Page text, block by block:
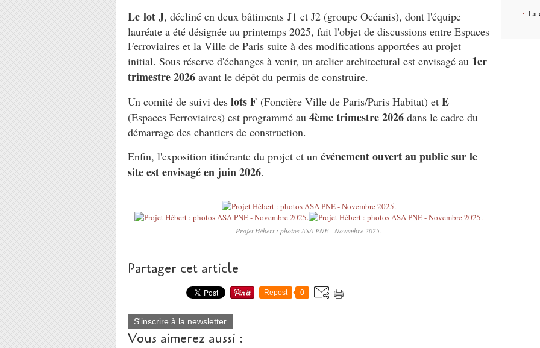
Le lot J, décliné en deux bâtiments J1 et J2 (groupe Océanis), dont l'équipe
lauréate a été désignée au printemps 2025, fait l'objet de discussions entre Espaces
Ferroviaires et la Ville de Paris suite à des modifications apportées au projet
initial. Sous réserve d'échanges à venir, un atelier architectural est envisagé au 1er
trimestre 2026 avant le dépôt du permis de construire.
Un comité de suivi des lots F (Foncière Ville de Paris/Paris Habitat) et E
(Espaces Ferroviaires) est programmé au 4ème trimestre 2026 dans le cadre du
démarrage des chantiers de construction.
Enfin, l'exposition itinérante du projet et un événement ouvert au public sur le
site est envisagé en juin 2026.
Projet Hébert : photos ASA PNE - Novembre 2025.
Partager cet article
Repost 0
S'inscrire à la newsletter
Vous aimerez aussi :
La